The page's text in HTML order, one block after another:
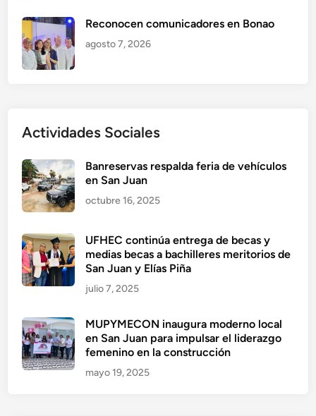
Reconocen comunicadores en Bonao
agosto 7, 2026
Actividades Sociales
Banreservas respalda feria de vehículos
en San Juan
octubre 16, 2025
UFHEC continúa entrega de becas y
medias becas a bachilleres meritorios de
San Juan y Elías Piña
julio 7, 2025
MUPYMECON inaugura moderno local
en San Juan para impulsar el liderazgo
femenino en la construcción
mayo 19, 2025